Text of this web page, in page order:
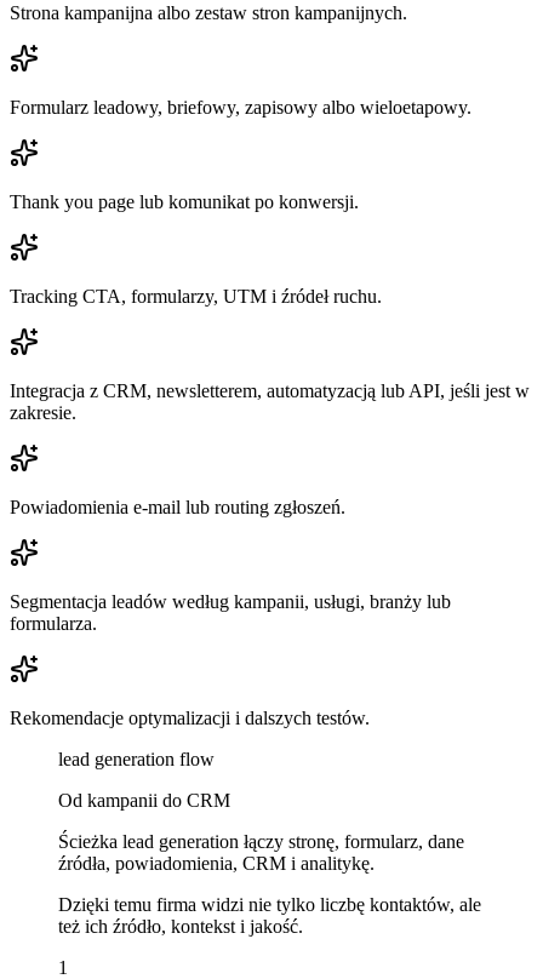
Strona kampanijna albo zestaw stron kampanijnych.
Formularz leadowy, briefowy, zapisowy albo wieloetapowy.
Thank you page lub komunikat po konwersji.
Tracking CTA, formularzy, UTM i źródeł ruchu.
Integracja z CRM, newsletterem, automatyzacją lub API, jeśli jest w
zakresie.
Powiadomienia e-mail lub routing zgłoszeń.
Segmentacja leadów według kampanii, usługi, branży lub
formularza.
Rekomendacje optymalizacji i dalszych testów.
lead generation flow
Od kampanii do CRM
Ścieżka lead generation łączy stronę, formularz, dane
źródła, powiadomienia, CRM i analitykę.
Dzięki temu firma widzi nie tylko liczbę kontaktów, ale
też ich źródło, kontekst i jakość.
1